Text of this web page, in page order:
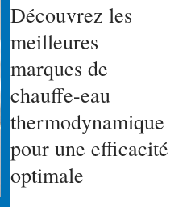
Découvrez les
meilleures
marques de
chauffe-eau
thermodynamique
pour une efficacité
optimale